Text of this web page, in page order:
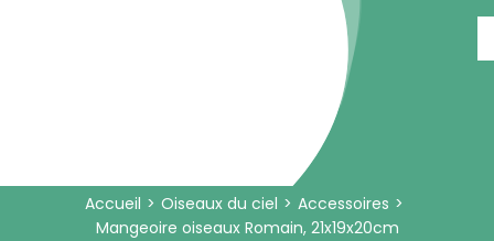
Accueil Oiseaux du ciel
Accessoires
Mangeoire oiseaux Romain, 21x19x20cm